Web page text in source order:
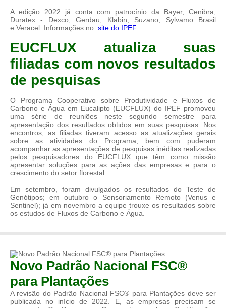
A edição 2022 já conta com patrocínio da Bayer, Cenibra,
Duratex - Dexco, Gerdau, Klabin, Suzano, Sylvamo Brasil
e Veracel. Informações no site do IPEF.
EUCFLUX atualiza suas
filiadas com novos resultados
de pesquisas
O Programa Cooperativo sobre Produtividade e Fluxos de
Carbono e Água em Eucalipto (EUCFLUX) do IPEF promoveu
uma série de reuniões neste segundo semestre para
apresentação dos resultados obtidos em suas pesquisas. Nos
encontros, as filiadas tiveram acesso as atualizações gerais
sobre as atividades do Programa, bem com puderam
acompanhar as apresentações de pesquisas inéditas realizadas
pelos pesquisadores do EUCFLUX que têm como missão
apresentar soluções para as ações das empresas e para o
crescimento do setor florestal.
Em setembro, foram divulgados os resultados do Teste de
Genótipos; em outubro o Sensoriamento Remoto (Venus e
Sentinel); já em novembro a equipe trouxe os resultados sobre
os estudos de Fluxos de Carbono e Água.
Novo Padrão Nacional FSC®
para Plantações
A revisão do Padrão Nacional FSC® para Plantações deve ser
publicada no início de 2022. E, as empresas precisam se